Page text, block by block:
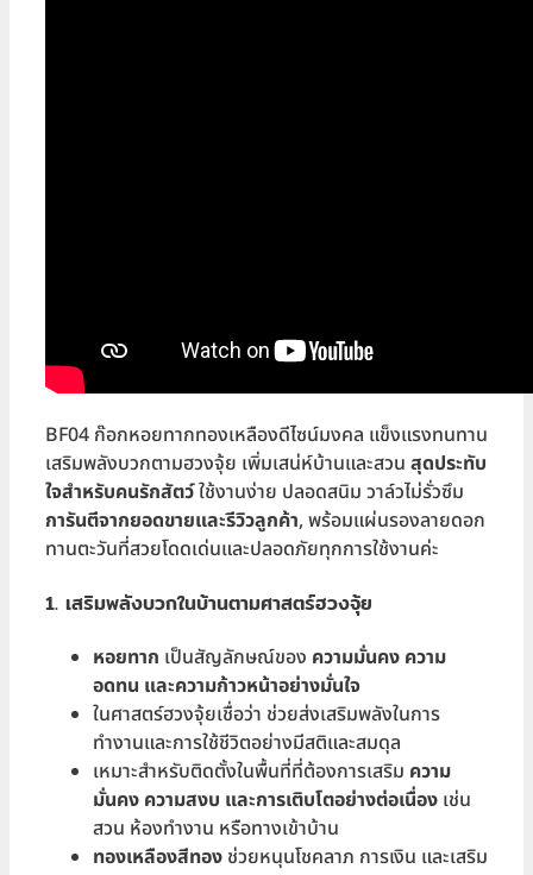
BF04 ก๊อกหอยทากทองเหลืองดีไซน์มงคล แข็งแรงทนทาน
เสริมพลังบวกตามฮวงจุ้ย เพิ่มเสน่ห์บ้านและสวน สุดประทับ
ใจสำหรับคนรักสัตว์ใช้งานง่าย ปลอดสนิม วาล์วไม่รั่วซึม
การันตีจากยอดขายและรีวิวลูกค้า, พร้อมแผ่นรองลายดอก
ทานตะวันที่สวยโดดเด่นและปลอดภัยทุกการใช้งานค่ะ
1. เสริมพลังบวกในบ้านตามศาสตร์ฮวงจุ้ย
หอยทาก เป็นสัญลักษณ์ของ ความมั่นคง ความ
อดทน และความก้าวหน้าอย่างมั่นใจ
ในศาสตร์ฮวงจุ้ยเชื่อว่า ช่วยส่งเสริมพลังในการ
ทำงานและการใช้ชีวิตอย่างมีสติและสมดุล
เหมาะสำหรับติดตั้งในพื้นที่ที่ต้องการเสริม ความ
มั่นคง ความสงบ และการเติบโตอย่างต่อเนื่อง เช่น
สวน ห้องทำงาน หรือทางเข้าบ้าน
ทองเหลืองสีทอง ช่วยหนุนโชคลาภ การเงิน และเสริม